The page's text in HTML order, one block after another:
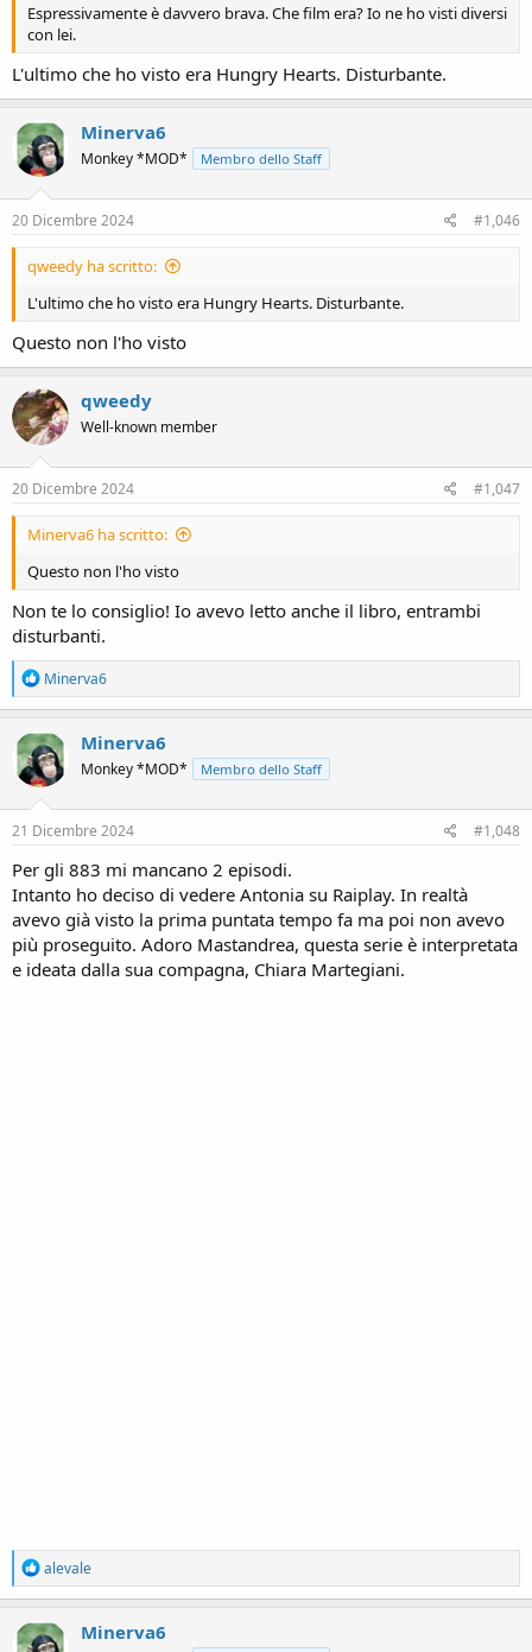
Espressivamente è davvero brava. Che film era? Io ne ho visti diversi
con lei.
L'ultimo che ho visto era Hungry Hearts. Disturbante.
Minerva6
Monkey *MOD* Membro dello Staff
20 Dicembre 2024 #1,046
qweedy ha scritto:
L'ultimo che ho visto era Hungry Hearts. Disturbante.
Questo non l'ho visto
qweedy
Well-known member
20 Dicembre 2024 #1,047
Minerva6 ha scritto:
Questo non l'ho visto
Non te lo consiglio! Io avevo letto anche il libro, entrambi
disturbanti.
R
e
a
c
t
i
o
n
s
Minerva6
Minerva6
Monkey *MOD* Membro dello Staff
21 Dicembre 2024 #1,048
Per gli 883 mi mancano 2 episodi.
Intanto ho deciso di vedere Antonia su Raiplay. In realtà
avevo già visto la prima puntata tempo fa ma poi non avevo
più proseguito. Adoro Mastandrea, questa serie è interpretata
e ideata dalla sua compagna, Chiara Martegiani.
R
e
a
c
t
alevale
Minerva6